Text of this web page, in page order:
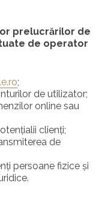
prelucrărilor de
de operator
;
de utilizator;
online sau
clienți;
de
persoane fizice și